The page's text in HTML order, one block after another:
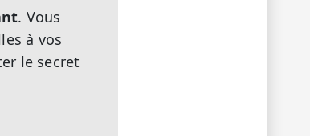
. Vous
à vos
le secret